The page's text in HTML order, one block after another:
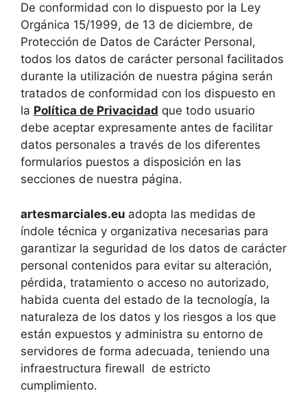
De conformidad con lo dispuesto por la Ley
Orgánica 15/1999, de 13 de diciembre, de
Protección de Datos de Carácter Personal,
todos los datos de carácter personal facilitados
durante la utilización de nuestra página serán
tratados de conformidad con los dispuesto en
la Política de Privacidad que todo usuario
debe aceptar expresamente antes de facilitar
datos personales a través de los diferentes
formularios puestos a disposición en las
secciones de nuestra página.
artesmarciales.eu adopta las medidas de
índole técnica y organizativa necesarias para
garantizar la seguridad de los datos de carácter
personal contenidos para evitar su alteración,
pérdida, tratamiento o acceso no autorizado,
habida cuenta del estado de la tecnología, la
naturaleza de los datos y los riesgos a los que
están expuestos y administra su entorno de
servidores de forma adecuada, teniendo una
infraestructura firewall de estricto
cumplimiento.